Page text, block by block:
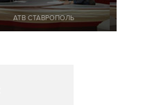
АТВ СТАВРОПОЛЬ